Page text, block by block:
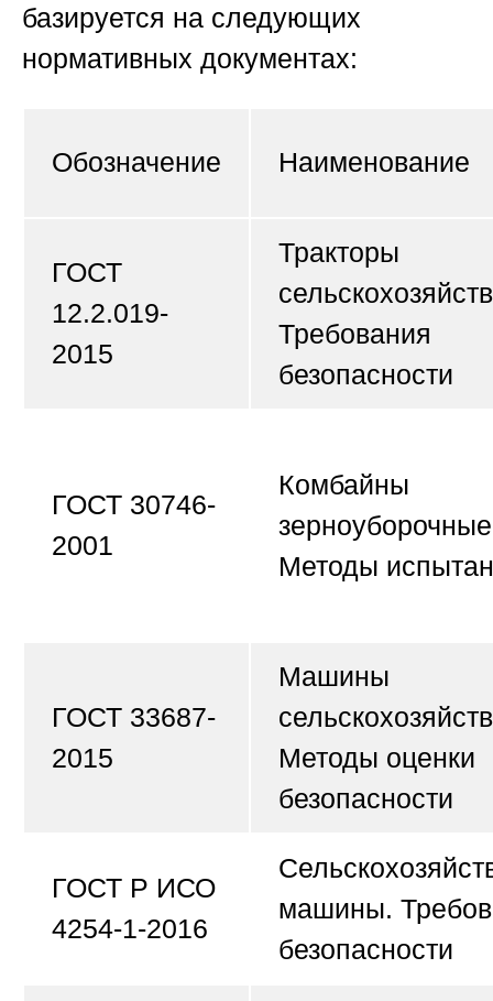
базируется на следующих
нормативных документах:
Обозначение Наименование
ГОСТ
12.2.019-
2015
Тракторы
Требования
безопасности
ГОСТ 30746-
2001
Комбайны
Методы
ГОСТ 33687-
2015
Машины
Методы оценки
безопасности
ГОСТ Р ИСО
4254-1-2016
машины.
безопасности